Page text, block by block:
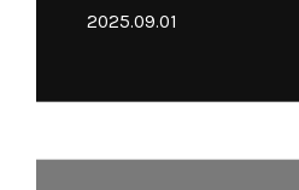
2025.09.01